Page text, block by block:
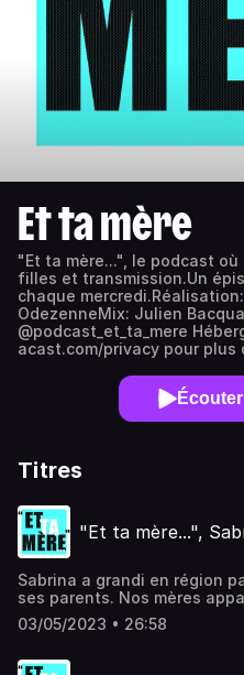
Et ta mère
"Et ta mère...", le podcast
filles et transmission.Un
chaque
OdezenneMix: Julien
@podcast_et_ta_mere
acast.com/privacy pour
Titres
"Et ta mère...",
Sabrina a grandi en région
ses parents. Nos mères
génération de femmes qui
pouvaient enfin tenter de
forces émanant de sa mère,
03/05/2023 • 26:58